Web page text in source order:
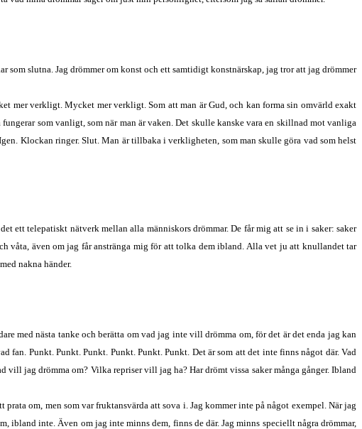
slutna. Jag drömmer om konst och ett samtidigt konstnärskap, jag tror att jag drömmer
mer verkligt. Mycket mer verkligt. Som att man är Gud, och kan forma sin omvärld exakt
som vanligt, som när man är vaken. Det skulle kanske vara en skillnad mot vanliga
Klockan ringer. Slut. Man är tillbaka i verkligheten, som man skulle göra vad som helst
ett telepatiskt nätverk mellan alla människors drömmar. De får mig att se in i saker: saker
våta, även om jag får anstränga mig för att tolka dem ibland. Alla vet ju att knullandet tar
nakna händer.
med nästa tanke och berätta om vad jag inte vill drömma om, för det är det enda jag kan
Punkt. Punkt. Punkt. Punkt. Punkt. Punkt. Det är som att det inte finns något där. Vad
jag drömma om? Vilka repriser vill jag ha? Har drömt vissa saker många gånger. Ibland
om, men som var fruktansvärda att sova i. Jag kommer inte på något exempel. När jag
ibland inte. Även om jag inte minns dem, finns de där. Jag minns speciellt några drömmar,